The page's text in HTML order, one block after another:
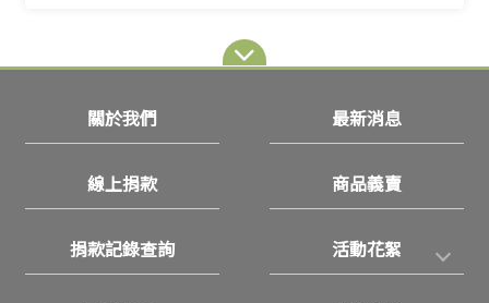
關於我們 最新消息
線上捐款 商品義賣
捐款記錄查詢 活動花絮